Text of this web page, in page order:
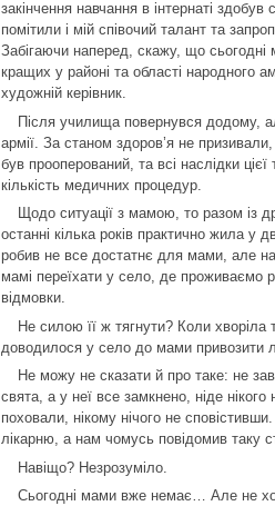
закінчення навчання в інтернаті
помітили і мій співочий талант та
Забігаючи наперед, скажу, що сьогодні
кращих у районі та області народного
художній керівник.
Після училища повернувся додому,
армії. За станом здоров’я не
був прооперований, та всі наслідки
кількість медичних процедур.
Щодо ситуації з мамою, то разом із
останні кілька років практично жила у
робив не все достатнє для мами, але
мамі переїхати у село, де проживаємо
відмовки.
Не силою її ж тягнути? Коли хворіла
доводилося у село до мами привозити
Не можу не сказати й про таке: не
свята, а у неї все замкнено, ніде
поховали, нікому нічого не
лікарню, а нам чомусь повідомив таку
Навіщо? Незрозуміло.
Сьогодні мами вже немає… Але не